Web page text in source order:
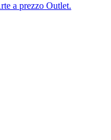
a prezzo Outlet.